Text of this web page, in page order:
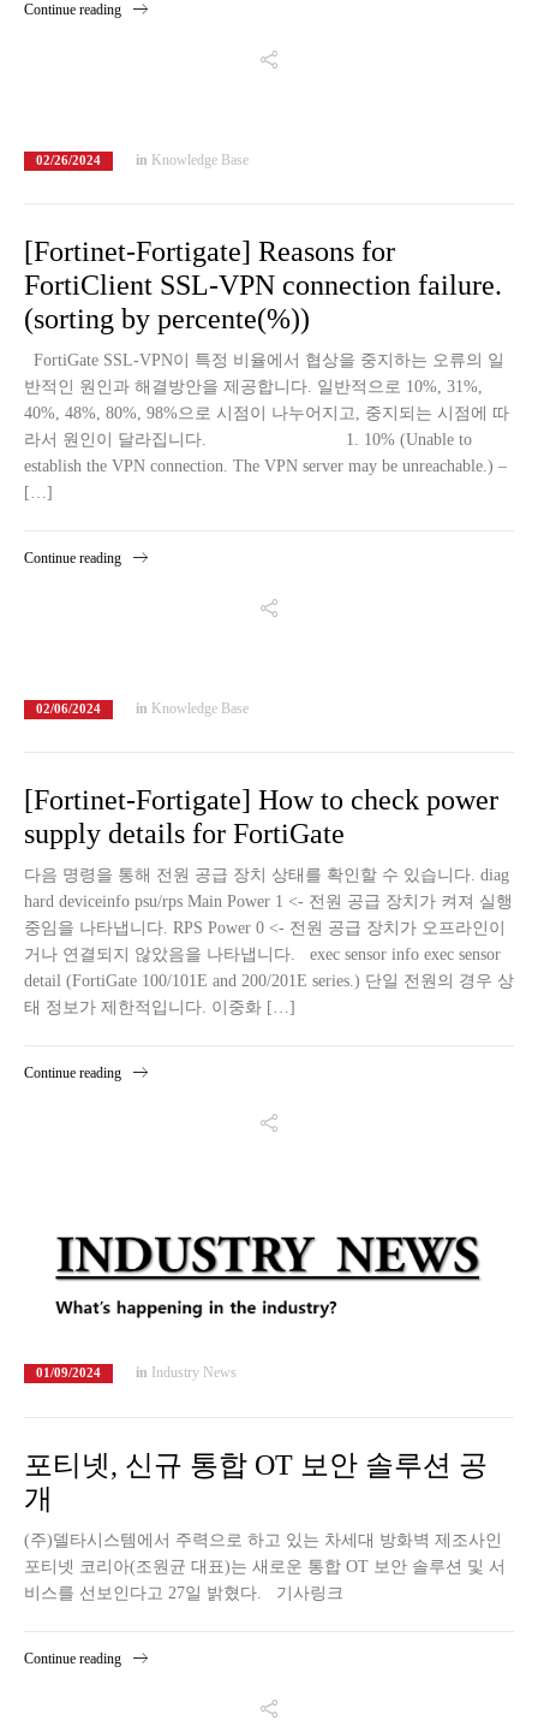
Continue reading
02/26/2024 in Knowledge Base
[Fortinet-Fortigate] Reasons for
FortiClient SSL-VPN connection failure.
(sorting by percente(%))
FortiGate SSL-VPN이 특정 비율에서 협상을 중지하는 오류의 일
반적인 원인과 해결방안을 제공합니다. 일반적으로 10%, 31%,
40%, 48%, 80%, 98%으로 시점이 나누어지고, 중지되는 시점에 따
라서 원인이 달라집니다. 1. 10% (Unable to
establish the VPN connection. The VPN server may be unreachable.) –
[…]
Continue reading
02/06/2024 in Knowledge Base
[Fortinet-Fortigate] How to check power
supply details for FortiGate
다음 명령을 통해 전원 공급 장치 상태를 확인할 수 있습니다. diag
hard deviceinfo psu/rps Main Power 1 <- 전원 공급 장치가 켜져 실행
중임을 나타냅니다. RPS Power 0 <- 전원 공급 장치가 오프라인이
거나 연결되지 않았음을 나타냅니다. exec sensor info exec sensor
detail (FortiGate 100/101E and 200/201E series.) 단일 전원의 경우 상
태 정보가 제한적입니다. 이중화 […]
Continue reading
01/09/2024 in Industry News
포티넷, 신규 통합 OT 보안 솔루션 공
개
(주)델타시스템에서 주력으로 하고 있는 차세대 방화벽 제조사인
포티넷 코리아(조원균 대표)는 새로운 통합 OT 보안 솔루션 및 서
비스를 선보인다고 27일 밝혔다. 기사링크
Continue reading